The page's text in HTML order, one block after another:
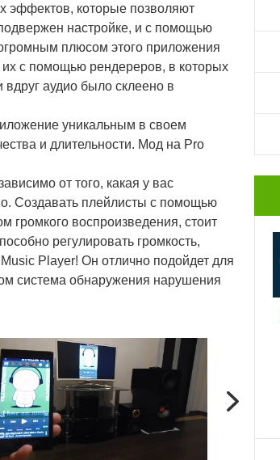
эффектов, которые позволяют
настройке, и с помощью
плюсом этого приложения
их с помощью рендереров, в которых
аудио было склеено в
уникальным в своем
и длительности. Мод на Pro
от того, какая у вас
Создавать плейлисты с помощью
громкого воспроизведения, стоит
регулировать громкость,
Player! Он отлично подойдет для
система обнаружения нарушения
Next